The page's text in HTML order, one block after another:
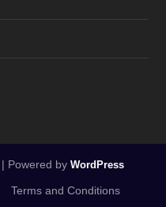
| Powered by WordPress
Terms and Conditions